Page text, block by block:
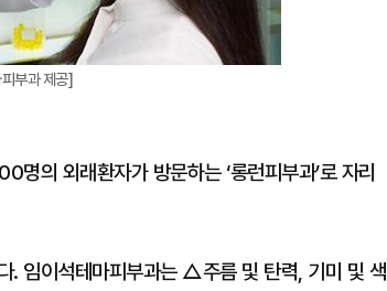
부과 제공]
의 외래환자가 방문하는 ‘롱런피부과’로 자리
. 임이석테마피부과는 △주름 및 탄력, 기미 및 색